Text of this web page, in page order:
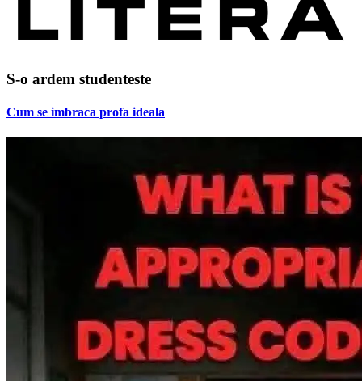
S-o ardem studenteste
Cum se imbraca profa ideala